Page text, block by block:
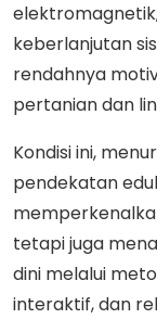
keberlanjutan
rendahnya
pertanian dan
Kondisi ini,
pendekatan
tetapi juga
dini melalui
interaktif, dan